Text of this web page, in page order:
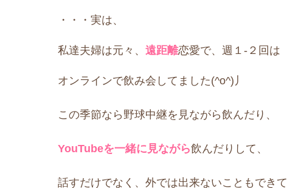
・・・ 実は、
私達夫婦は元々、 遠距離恋愛で、 週１-２回は
オンラインで飲み会してました(^o^)丿
この季節なら野球中継を見ながら飲んだり、
YouTubeを一緒に見ながら飲んだりして、
話すだけでなく、外では出来ないこともできて